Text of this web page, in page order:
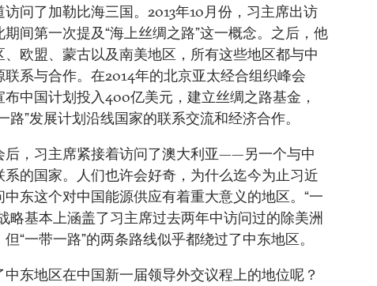
问了加勒比海三国。2013年10月份，习主席出访
间第一次提及“海上丝绸之路”这一概念。之后，他
欧盟、蒙古以及南美地区，所有这些地区都与中
系与合作。在2014年的北京亚太经合组织峰会
中国计划投入400亿美元，建立丝绸之路基金，
路”发展计划沿线国家的联系交流和经济合作。
后，习主席紧接着访问了澳大利亚——另一个与中
系的国家。人们也许会好奇，为什么迄今为止习近
东这个对中国能源供应有着重大意义的地区。“一
略基本上涵盖了习主席过去两年中访问过的除美洲
“一带一路”的两条路线似乎都绕过了中东地区。
东地区在中国新一届领导外交议程上的地位呢？